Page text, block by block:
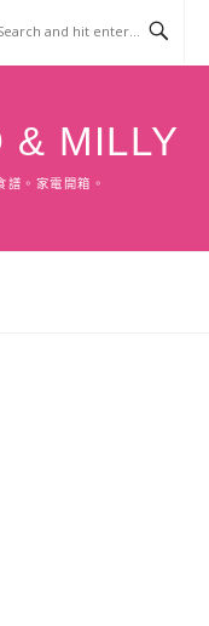
& MILLY
譜。家電開箱。